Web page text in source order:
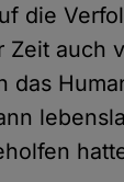
die
auch
das